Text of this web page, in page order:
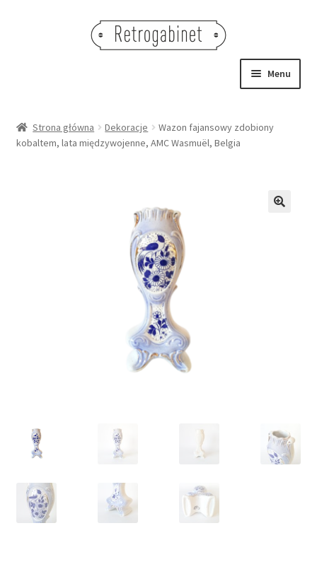
Menu
OBRAZY
Strona główna Dekoracje
Wazon fajansowy zdobiony
kobaltem, lata międzywojenne, AMC Wasmuël, Belgia